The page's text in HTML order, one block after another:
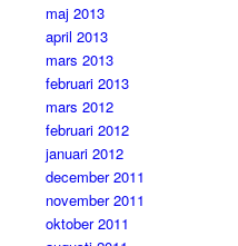
maj 2013
april 2013
mars 2013
februari 2013
mars 2012
februari 2012
januari 2012
december 2011
november 2011
oktober 2011